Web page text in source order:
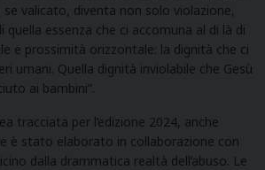
se valicato, diventa non solo violazione,
essenza che ci accomuna al di là di
e prossimità orizzontale: la dignità che ci
umani. Quella dignità inviolabile che Gesù
ai bambini”.
tracciata per l’edizione 2024, anche
è stato elaborato in collaborazione con
dalla drammatica realtà dell’abuso. Le